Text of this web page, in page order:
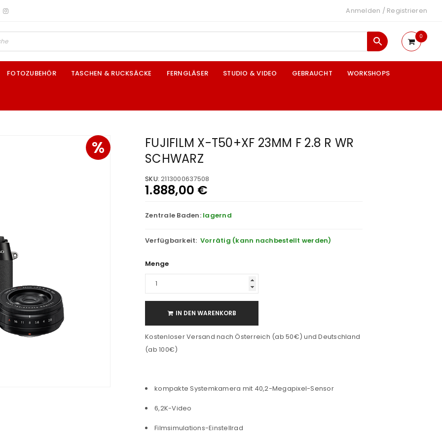
Anmelden / Registrieren
0
FOTOZUBEHÖR TASCHEN & RUCKSÄCKE FERNGLÄSER STUDIO & VIDEO GEBRAUCHT WORKSHOPS
%
FUJIFILM X-T50+XF 23MM F 2.8 R WR
SCHWARZ
SKU: 2113000637508
1.888,00 €
Zentrale Baden: lagernd
Verfügbarkeit: Vorrätig (kann nachbestellt werden)
Menge
IN DEN WARENKORB
Kostenloser Versand nach Österreich (ab 50€) und Deutschland
(ab 100€)
kompakte Systemkamera mit 40,2-Megapixel-Sensor
6,2K-Video
Filmsimulations-Einstellrad